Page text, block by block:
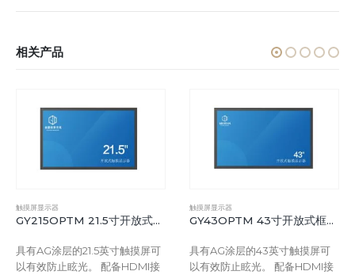
相关产品
触摸屏显示器
GY215OPTM 21.5寸开放式框架带电容式触摸显示器
具有AG涂层的21.5英寸触摸屏可
以有效防止眩光。 配备HDMI接
触摸屏显示器
GY43OPTM 43寸开放式框架带电容式触摸显示器
具有AG涂层的43英寸触摸屏可
以有效防止眩光。 配备HDMI接